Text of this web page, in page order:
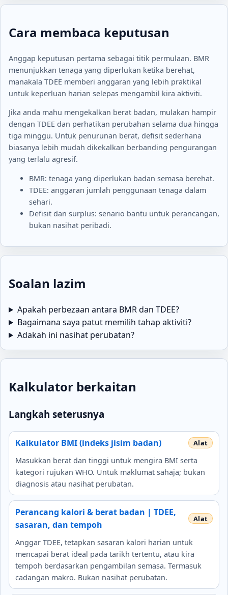
Cara membaca keputusan
Anggap keputusan pertama sebagai titik permulaan. BMR
menunjukkan tenaga yang diperlukan ketika berehat,
manakala TDEE memberi anggaran yang lebih praktikal
untuk keperluan harian selepas mengambil kira aktiviti.
Jika anda mahu mengekalkan berat badan, mulakan hampir
dengan TDEE dan perhatikan perubahan selama dua hingga
tiga minggu. Untuk penurunan berat, defisit sederhana
biasanya lebih mudah dikekalkan berbanding pengurangan
yang terlalu agresif.
BMR: tenaga yang diperlukan badan semasa berehat.
TDEE: anggaran jumlah penggunaan tenaga dalam
sehari.
Defisit dan surplus: senario bantu untuk perancangan,
bukan nasihat peribadi.
Soalan lazim
Apakah perbezaan antara BMR dan TDEE?
Bagaimana saya patut memilih tahap aktiviti?
Adakah ini nasihat perubatan?
Kalkulator berkaitan
Langkah seterusnya
Kalkulator BMI (indeks jisim badan)
Masukkan berat dan tinggi untuk mengira BMI serta
kategori rujukan WHO. Untuk maklumat sahaja; bukan
diagnosis atau nasihat perubatan.
Perancang kalori & berat badan | TDEE,
sasaran, dan tempoh
Anggar TDEE, tetapkan sasaran kalori harian untuk
mencapai berat ideal pada tarikh tertentu, atau kira
tempoh berdasarkan pengambilan semasa. Termasuk
cadangan makro. Bukan nasihat perubatan.